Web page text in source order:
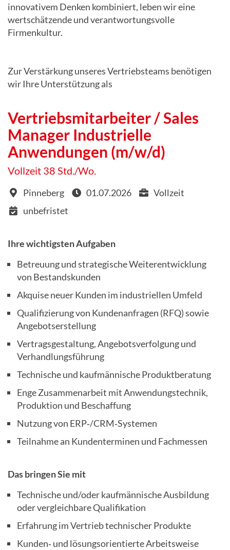
Vertriebsmitarbeiter / Sales
Manager Industrielle
Anwendungen (m/w/d)
Vollzeit 38 Std./Wo.
Pinneberg 01.07.2026
Vollzeit
unbefristet
innovativem Denken kombiniert, leben wir eine
wertschätzende und verantwortungsvolle
Firmenkultur.
Zur Verstärkung unseres Vertriebsteams benötigen
wir Ihre Unterstützung als
Ihre wichtigsten Aufgaben
Betreuung und strategische Weiterentwicklung
von Bestandskunden
Akquise neuer Kunden im industriellen Umfeld
Qualifizierung von Kundenanfragen (RFQ) sowie
Angebotserstellung
Vertragsgestaltung, Angebotsverfolgung und
Verhandlungsführung
Technische und kaufmännische Produktberatung
Enge Zusammenarbeit mit Anwendungstechnik,
Produktion und Beschaffung
Nutzung von ERP‑/CRM‑Systemen
Teilnahme an Kundenterminen und Fachmessen
Das bringen Sie mit
Technische und/oder kaufmännische Ausbildung
oder vergleichbare Qualifikation
Erfahrung im Vertrieb technischer Produkte
Kunden‑ und lösungsorientierte Arbeitsweise